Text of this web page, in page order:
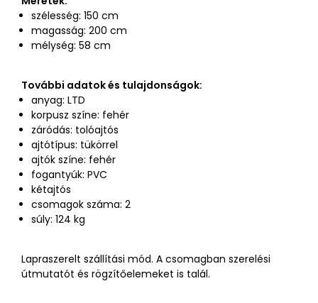
szélesség: 150 cm
magasság: 200 cm
mélység: 58 cm
További adatok és tulajdonságok:
anyag: LTD
korpusz színe: fehér
záródás: tolóajtós
ajtótípus: tükörrel
ajtók színe: fehér
fogantyúk: PVC
kétajtós
csomagok száma: 2
súly: 124 kg
Lapraszerelt szállítási mód. A csomagban szerelési
útmutatót és rögzítőelemeket is talál.